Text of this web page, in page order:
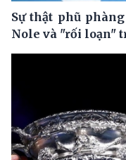
Sự thật phũ
Nole và "rối loạn"